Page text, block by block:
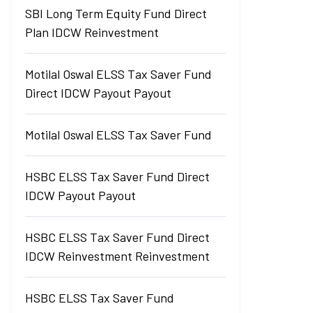
SBI Long Term Equity Fund Direct
Plan IDCW Reinvestment
Motilal Oswal ELSS Tax Saver Fund
Direct IDCW Payout Payout
Motilal Oswal ELSS Tax Saver Fund
HSBC ELSS Tax Saver Fund Direct
IDCW Payout Payout
HSBC ELSS Tax Saver Fund Direct
IDCW Reinvestment Reinvestment
HSBC ELSS Tax Saver Fund